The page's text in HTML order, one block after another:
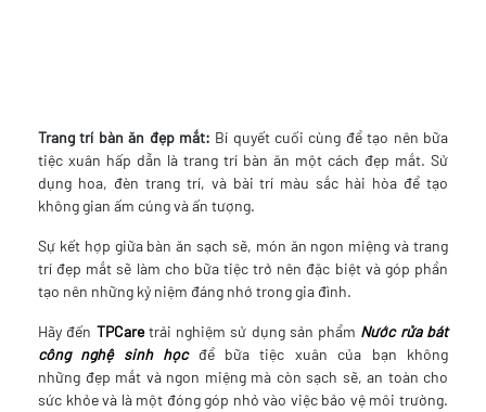
Trang trí bàn ăn đẹp mắt: Bí quyết cuối cùng để tạo nên bữa
tiệc xuân hấp dẫn là trang trí bàn ăn một cách đẹp mắt. Sử
dụng hoa, đèn trang trí, và bài trí màu sắc hài hòa để tạo
không gian ấm cúng và ấn tượng.
Sự kết hợp giữa bàn ăn sạch sẽ, món ăn ngon miệng và trang
trí đẹp mắt sẽ làm cho bữa tiệc trở nên đặc biệt và góp phần
tạo nên những kỷ niệm đáng nhớ trong gia đình.
Hãy đến TPCaretrải nghiệm sử dụng sản phẩm Nước rửa bát
công nghệ sinh họcđể bữa tiệc xuân của bạn không
những đẹp mắt và ngon miệng mà còn sạch sẽ, an toàn cho
sức khỏe và là một đóng góp nhỏ vào việc bảo vệ môi trường.